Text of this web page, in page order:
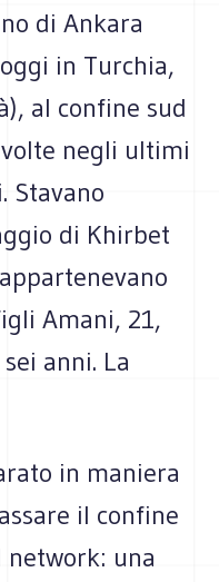
di Ankara
in Turchia,
al confine sud
negli ultimi
Stavano
di Khirbet
Amani, 21,
anni. La
in maniera
il confine
network: una